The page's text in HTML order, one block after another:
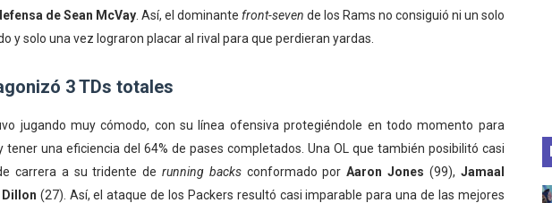
de Sean McVay. Así, el dominante front-seven de los Rams no consiguió ni un solo
y solo una vez lograron placar al rival para que perdieran yardas.
3 TDs totales
jugando muy cómodo, con su línea ofensiva protegiéndole en todo momento para
tener una eficiencia del 64% de pases completados. Una OL que también posibilitó casi
carrera a su tridente derunning backsconformado porAaron Jones (99), Jamaal
(27). Así, el ataque de los Packers resultó casi imparable para una de las mejores